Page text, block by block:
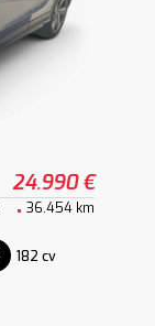
24.990 €
36.454 km
182 cv